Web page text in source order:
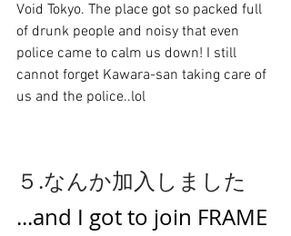
Void Tokyo. The place got so packed full
of drunk people and noisy that even
police came to calm us down! I still
cannot forget Kawara-san taking care of
us and the police..lol
５.なんか加入しました
...and I got to join FRAME